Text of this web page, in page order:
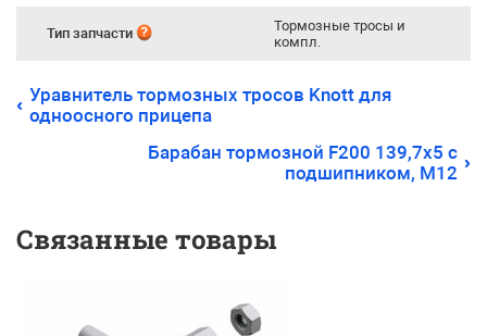
Тип запчасти
Тормозные тросы и
компл.
Уравнитель тормозных тросов Knott для
одноосного прицепа
Барабан тормозной F200 139,7х5 с
подшипником, М12
Связанные товары